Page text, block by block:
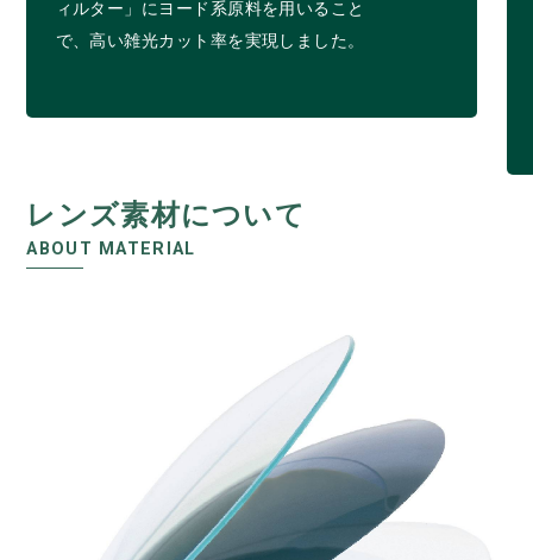
ィルター」にヨード系原料を用いること
で、高い雑光カット率を実現しました。
レンズ素材について
ABOUT MATERIAL